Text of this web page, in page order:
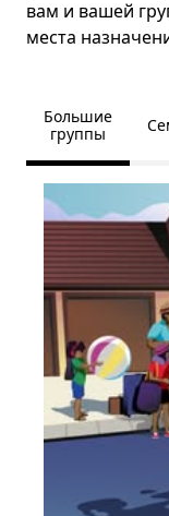
вам и вашей
места
Большие
группы